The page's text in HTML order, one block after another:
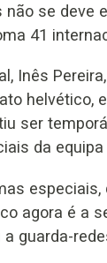
não se deve
41
Inês
helvético,
ser
da equipa
agora é a
a guarda-